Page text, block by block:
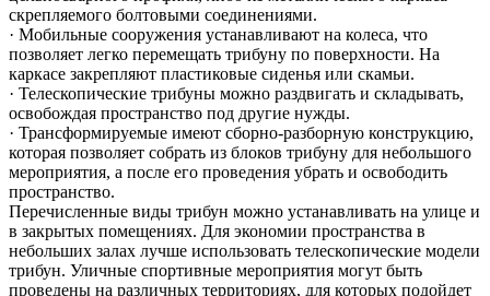
скрепляемого болтовыми соединениями.
· Мобильные сооружения устанавливают на колеса, что
позволяет легко перемещать трибуну по поверхности. На
каркасе закрепляют пластиковые сиденья или скамьи.
· Телескопические трибуны можно раздвигать и складывать,
освобождая пространство под другие нужды.
· Трансформируемые имеют сборно-разборную конструкцию,
которая позволяет собрать из блоков трибуну для небольшого
мероприятия, а после его проведения убрать и освободить
пространство.
Перечисленные виды трибун можно устанавливать на улице и
в закрытых помещениях. Для экономии пространства в
небольших залах лучше использовать телескопические модели
трибун. Уличные спортивные мероприятия могут быть
проведены на различных территориях, для которых подойдет